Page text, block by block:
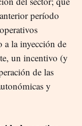
período
a la inyección de
un incentivo (y
de las
y